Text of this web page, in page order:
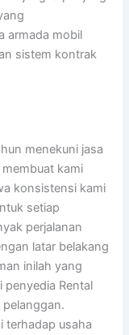
armada mobil
sistem kontrak
menekuni jasa
kami
konsistensi kami
setiap
perjalanan
latar belakang
inilah yang
penyedia Rental
terhadap usaha